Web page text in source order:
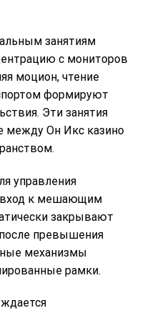
занятиям
с мониторов
моцион, чтение
формируют
Эти занятия
между Он Икс казино
управления
вход к мешающим
закрывают
превышения
механизмы
рамки.